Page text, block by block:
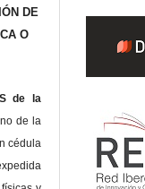
DE
O
de la
de la